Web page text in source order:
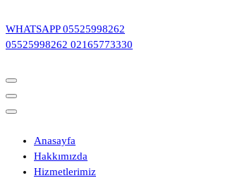
geç
WHATSAPP 05525998262
05525998262 02165773330
Anasayfa
Hakkımızda
Hizmetlerimiz